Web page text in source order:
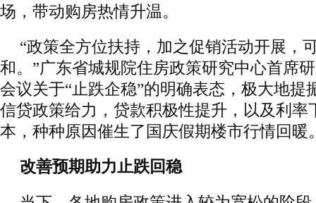
场，带动购房热情升温。
“政策全方位扶持，加之促销活动开展，
和。”广东省城规院住房政策研究中心首席
会议关于“止跌企稳”的明确表态，极大地提
信贷政策给力，贷款积极性提升，以及利率
本，种种原因催生了国庆假期楼市行情回暖
改善预期助力止跌回稳